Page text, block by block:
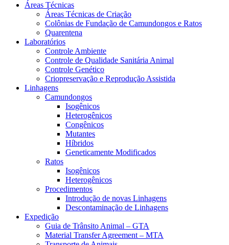
Áreas Técnicas
Áreas Técnicas de Criação
Colônias de Fundação de Camundongos e Ratos
Quarentena
Laboratórios
Controle Ambiente
Controle de Qualidade Sanitária Animal
Controle Genético
Criopreservação e Reprodução Assistida
Linhagens
Camundongos
Isogênicos
Heterogênicos
Congênicos
Mutantes
Híbridos
Geneticamente Modificados
Ratos
Isogênicos
Heterogênicos
Procedimentos
Introdução de novas Linhagens
Descontaminação de Linhagens
Expedição
Guia de Trânsito Animal – GTA
Material Transfer Agreement – MTA